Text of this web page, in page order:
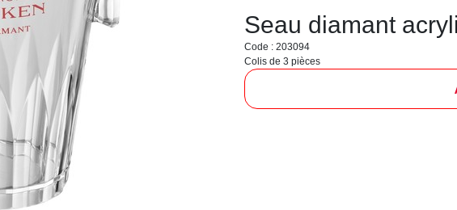
Seau diamant
Code : 203094
Colis de 3 pièces